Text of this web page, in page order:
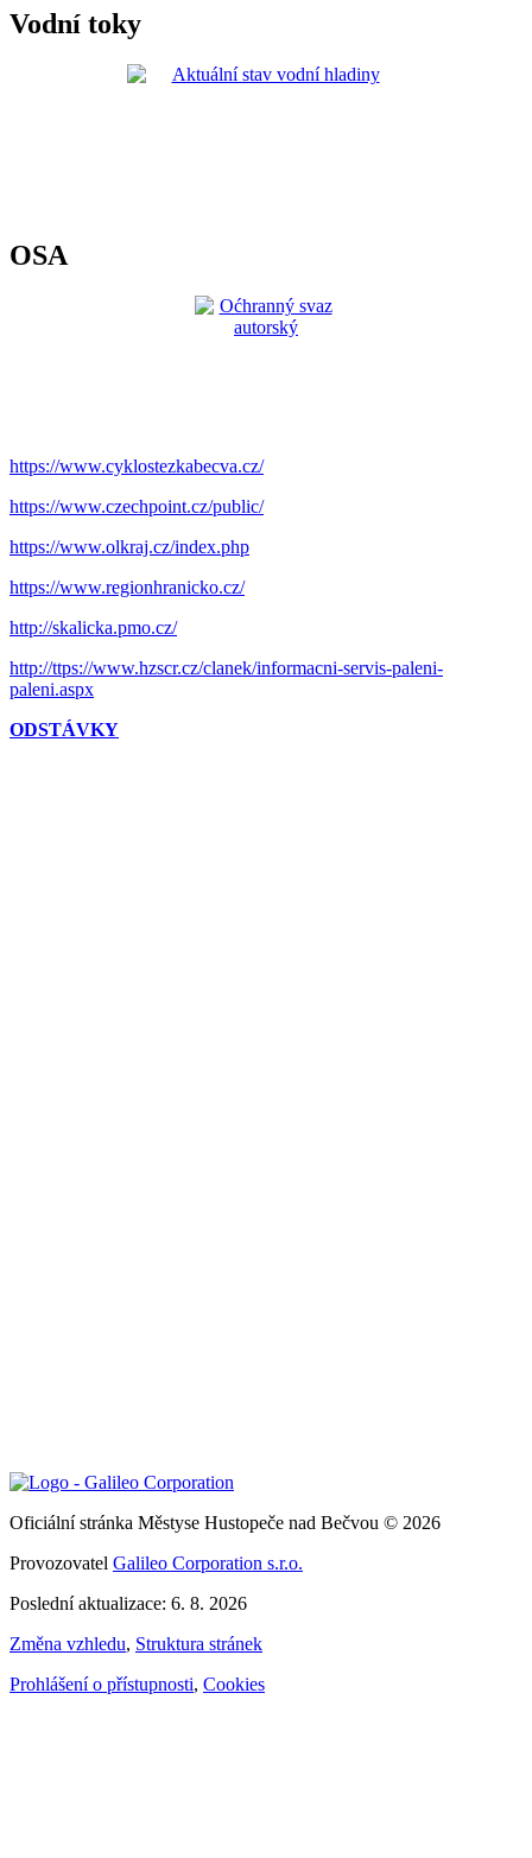
Vodní toky
OSA
https://www.cyklostezkabecva.cz/
https://www.czechpoint.cz/public/
https://www.olkraj.cz/index.php
https://www.regionhranicko.cz/
http://skalicka.pmo.cz/
http://ttps://www.hzscr.cz/clanek/informacni-servis-paleni-
paleni.aspx
ODSTÁVKY
Oficiální stránka Městyse Hustopeče nad Bečvou © 2026
Provozovatel Galileo Corporation s.r.o.
Poslední aktualizace: 6. 8. 2026
Změna vzhledu, Struktura stránek
Prohlášení o přístupnosti, Cookies